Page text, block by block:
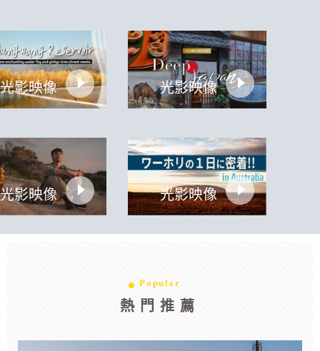
光影映像 光影映像
光影映像 光影映像
Popular
熱門推薦